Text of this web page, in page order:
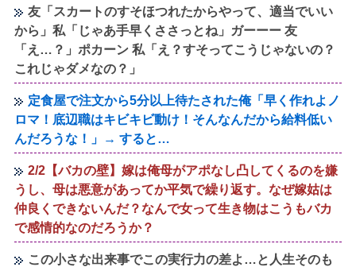
友「スカートのすそほつれたからやって、適当でいい
から」私「じゃあ手早くささっとね」ガーーー 友
「え…？」ポカーン 私「え？すそってこうじゃないの？
これじゃダメなの？」
定食屋で注文から5分以上待たされた俺「早く作れよノ
ロマ！底辺職はキビキビ動け！そんなんだから給料低い
んだろうな！」→ すると…
2/2【バカの壁】嫁は俺母がアポなし凸してくるのを嫌
うし、母は悪意があってか平気で繰り返す。なぜ嫁姑は
仲良くできないんだ？なんで女って生き物はこうもバカ
で感情的なのだろうか？
この小さな出来事でこの実行力の差よ…と人生そのも